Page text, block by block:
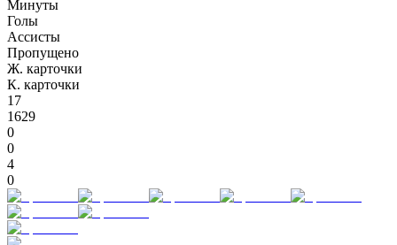
Минуты
Голы
Ассисты
Пропущено
Ж. карточки
К. карточки
17
1629
0
0
4
0